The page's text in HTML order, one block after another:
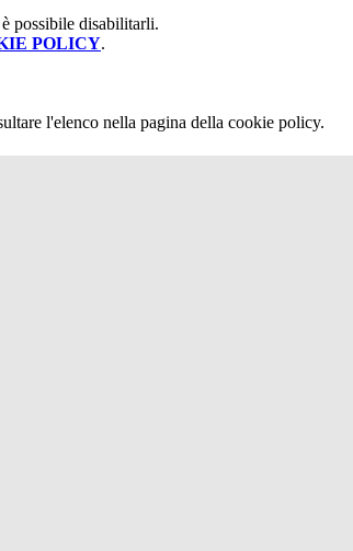
possibile disabilitarli.
POLICY.
l'elenco nella pagina della cookie policy.